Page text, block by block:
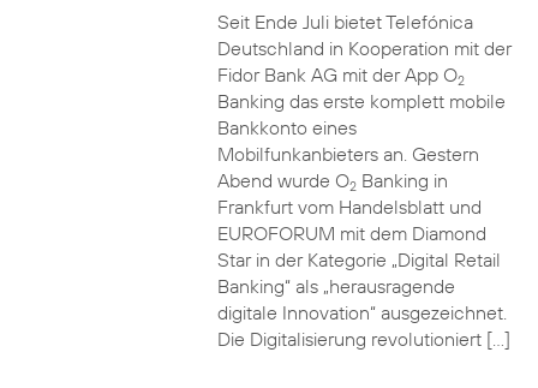
Seit Ende Juli bietet Telefónica
Deutschland in Kooperation mit der
Fidor Bank AG mit der App O2
Banking das erste komplett mobile
Bankkonto eines
Mobilfunkanbieters an. Gestern
Abend wurde O2Banking in
Frankfurt vom Handelsblatt und
EUROFORUM mit dem Diamond
Star in der Kategorie „Digital Retail
Banking“ als „herausragende
digitale Innovation“ ausgezeichnet.
Die Digitalisierung revolutioniert […]